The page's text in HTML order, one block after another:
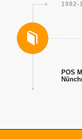
1982-
POS